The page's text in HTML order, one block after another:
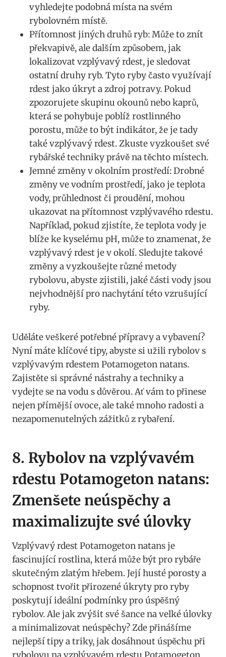
vyhledejte⁢ podobná místa na svém⁣
rybolovném místě.
Přítomnost ⁢jiných druhů ‌ryb: Může to znít
překvapivě, ⁢ale dalším způsobem, jak
lokalizovat vzplývavý rdest, je sledovat
ostatní druhy ryb. Tyto ryby často využívají
rdest jako úkryt a zdroj potravy. Pokud
zpozorujete skupinu okounů nebo ​kaprů,
která‌ se pohybuje poblíž rostlinného
porostu, může ⁢to být indikátor, že je tady
také vzplývavý rdest. ​Zkuste vyzkoušet své
rybářské techniky‌ právě na ‍těchto místech.
Jemné změny v okolním‌ prostředí: Drobné
⁣změny ve vodním​ prostředí, ⁤jako​ je ⁢teplota
vody, průhlednost či⁤ proudění, mohou ​
ukazovat⁤ na přítomnost vzplývavého rdestu.
​Například,⁤ pokud ‌zjistíte, že teplota vody je​
blíže ke⁣ kyselému pH, ‍může to znamenat, že
vzplývavý rdest ​je v okolí. Sledujte takové
změny a⁤ vyzkoušejte různé‌ metody
rybolovu,‍ abyste zjistili, jaké části vody ‌jsou
nejvhodnější‌ pro nachytání této vzrušující
ryby.
Uděláte veškeré potřebné ​přípravy a vybavení?
Nyní máte klíčové tipy, abyste si užili ​rybolov s
vzplývavým ‌rdestem Potamogeton natans.
Zajistěte si správné ⁤nástrahy a techniky a
vydejte se⁢ na vodu s důvěrou. Ať ‌vám ⁣to přinese
nejen přímější ovoce, ​ale ‍také⁣ mnoho radosti a
nezapomenutelných zážitků z rybaření.
8. Rybolov na vzplývavém
rdestu Potamogeton ‌natans:
‌Zmenšete neúspěchy a
maximalizujte své ⁢úlovky
Vzplývavý rdest Potamogeton natans je
fascinující rostlina, která může být pro ‌rybáře
skutečným zlatým hřebem.⁢ Její ‍husté porosty a
‌schopnost tvořit přirozené⁤ úkryty pro ryby
poskytují ideální podmínky pro úspěšný
rybolov.⁤ Ale jak zvýšit své šance na velké úlovky
a minimalizovat neúspěchy? Zde ​přinášíme
nejlepší ⁢tipy a triky, jak dosáhnout úspěchu při
rybolovu na vzplývavém rdestu Potamogeton